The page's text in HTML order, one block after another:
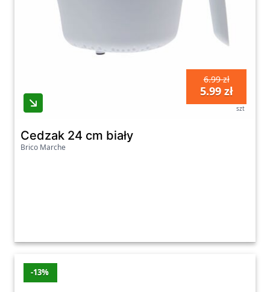
6.99 zł
5.99 zł
szt
Cedzak 24 cm biały
Brico Marche
-13%